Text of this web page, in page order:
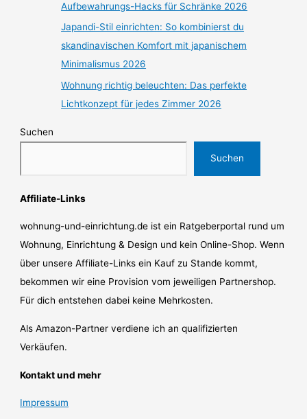
Aufbewahrungs-Hacks für Schränke 2026
Japandi-Stil einrichten: So kombinierst du
skandinavischen Komfort mit japanischem
Minimalismus 2026
Wohnung richtig beleuchten: Das perfekte
Lichtkonzept für jedes Zimmer 2026
Suchen
Suchen
Affiliate-Links
wohnung-und-einrichtung.de ist ein Ratgeberportal rund um
Wohnung, Einrichtung & Design und kein Online-Shop. Wenn
über unsere Affiliate-Links ein Kauf zu Stande kommt,
bekommen wir eine Provision vom jeweiligen Partnershop.
Für dich entstehen dabei keine Mehrkosten.
Als Amazon-Partner verdiene ich an qualifizierten
Verkäufen.
Kontakt und mehr
Impressum